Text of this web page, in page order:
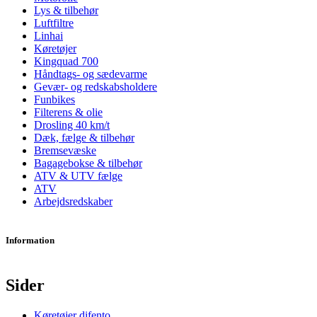
Lys & tilbehør
Luftfiltre
Linhai
Køretøjer
Kingquad 700
Håndtags- og sædevarme
Gevær- og redskabsholdere
Funbikes
Filterens & olie
Drosling 40 km/t
Dæk, fælge & tilbehør
Bremsevæske
Bagagebokse & tilbehør
ATV & UTV fælge
ATV
Arbejdsredskaber
Information
Sider